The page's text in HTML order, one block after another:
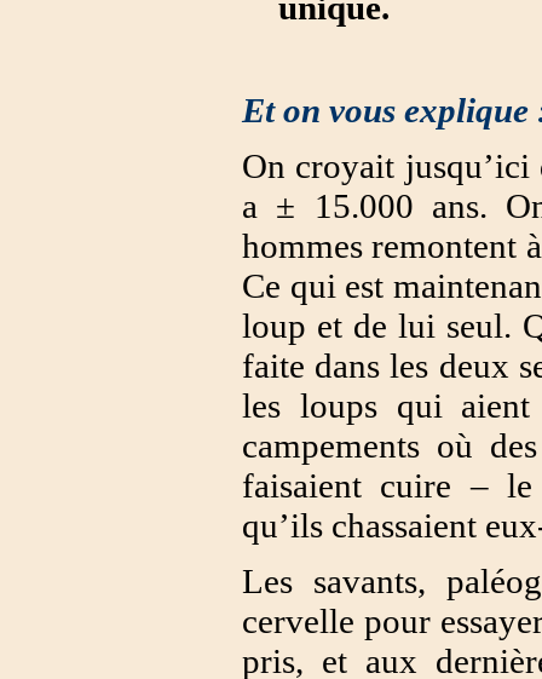
Et on vous explique
On croyait
a ± 15.000 ans.
hommes remontent
Ce qui est
loup et de lui seul.
faite dans les deux
les loups qui aient
campements où
faisaient cuire –
qu’ils chassaient
Les savants,
cervelle pour
pris, et aux